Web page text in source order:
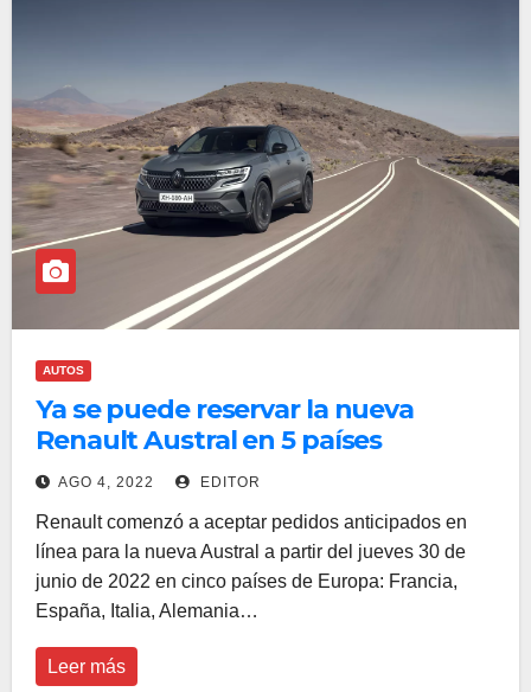
AUTOS
Ya se puede reservar la nueva
Renault Austral en 5 países
AGO 4, 2022 EDITOR
Renault comenzó a aceptar pedidos anticipados en
línea para la nueva Austral a partir del jueves 30 de
junio de 2022 en cinco países de Europa: Francia,
España, Italia, Alemania…
Leer más